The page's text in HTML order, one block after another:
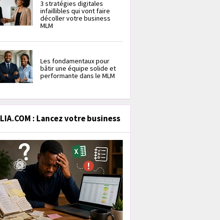
3 stratégies digitales
infaillibles qui vont faire
décoller votre business
MLM
Les fondamentaux pour
bâtir une équipe solide et
performante dans le MLM
: Lancez votre business